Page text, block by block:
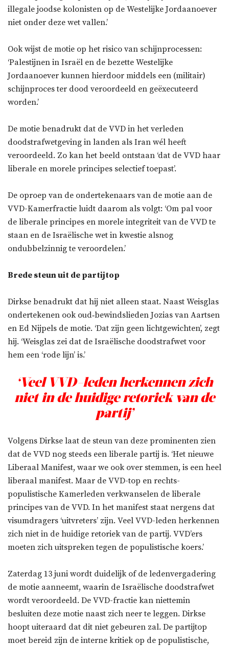
illegale joodse kolonisten op de Westelijke Jordaanoever
niet onder deze wet vallen.’
Ook wijst de motie op het risico van schijnprocessen:
‘Palestijnen in Israël en de bezette Westelijke
Jordaanoever kunnen hierdoor middels een (militair)
schijnproces ter dood veroordeeld en geëxecuteerd
worden.’
De motie benadrukt dat de VVD in het verleden
doodstrafwetgeving in landen als Iran wél heeft
veroordeeld. Zo kan het beeld ontstaan ‘dat de VVD haar
liberale en morele principes selectief toepast’.
De oproep van de ondertekenaars van de motie aan de
VVD-Kamerfractie luidt daarom als volgt: ‘Om pal voor
de liberale principes en morele integriteit van de VVD te
staan en de Israëlische wet in kwestie alsnog
ondubbelzinnig te veroordelen.’
Brede steun uit de partijtop
Dirkse benadrukt dat hij niet alleen staat. Naast Weisglas
ondertekenen ook oud‑bewindslieden Jozias van Aartsen
en Ed Nijpels de motie. ‘Dat zijn geen lichtgewichten’, zegt
hij. ‘Weisglas zei dat de Israëlische doodstrafwet voor
hem een ‘rode lijn’ is.’
‘Veel VVD-leden herkennen zich
niet in de huidige retoriek van de
partij’
Volgens Dirkse laat de steun van deze prominenten zien
dat de VVD nog steeds een liberale partij is. ‘Het nieuwe
Liberaal Manifest, waar we ook over stemmen, is een heel
liberaal manifest. Maar de VVD-top en rechts-
populistische Kamerleden verkwanselen de liberale
principes van de VVD. In het manifest staat nergens dat
visumdragers ‘uitvreters’ zijn. Veel VVD-leden herkennen
zich niet in de huidige retoriek van de partij. VVD’ers
moeten zich uitspreken tegen de populistische koers.’
Zaterdag 13 juni wordt duidelijk of de ledenvergadering
de motie aanneemt, waarin de Israëlische doodstrafwet
wordt veroordeeld. De VVD-fractie kan niettemin
besluiten deze motie naast zich neer te leggen. Dirkse
hoopt uiteraard dat dit niet gebeuren zal. De partijtop
moet bereid zijn de interne kritiek op de populistische,